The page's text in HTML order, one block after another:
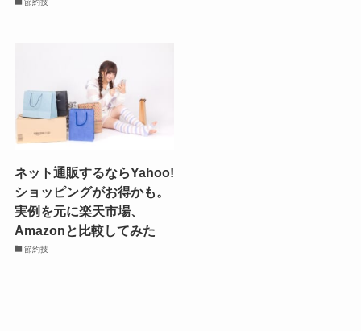
節約技
ネット通販するならYahoo!
ショッピングがお得かも。
実例を元に楽天市場、
Amazonと比較してみた
節約技